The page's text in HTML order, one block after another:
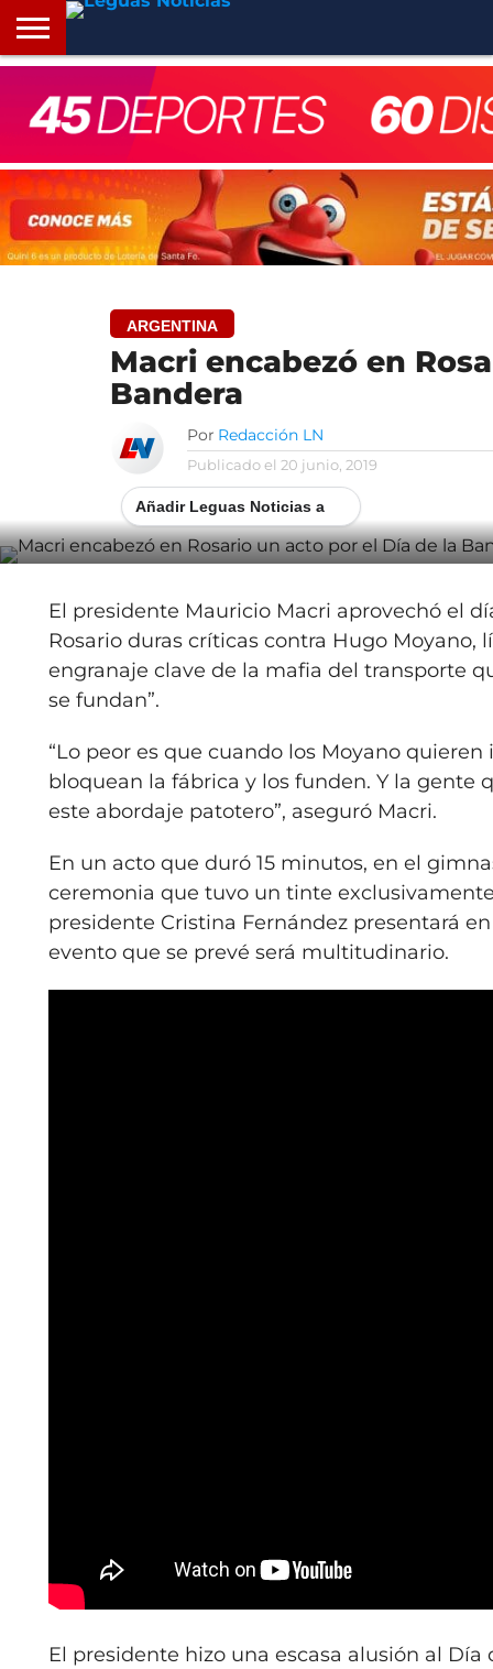
SANTA
FE
ROSARIO24
REGIONES
ARGENTINA
OPINIÓN
CONTACTO
ARGENTINA
Macri encabezó en
Bandera
Por Redacción LN
Publicado el 20 junio, 2019
Añadir Leguas Noticias a
El presidente Mauricio Macri aprovechó el
Rosario duras críticas contra Hugo
engranaje clave de la mafia del transporte
se fundan”.
“Lo peor es que cuando los Moyano
bloquean la fábrica y los funden. Y la gente
este abordaje patotero”, aseguró Macri.
En un acto que duró 15 minutos, en el
ceremonia que tuvo un tinte
presidente Cristina Fernández presentará
evento que se prevé será multitudinario.
El presidente hizo una escasa alusión al